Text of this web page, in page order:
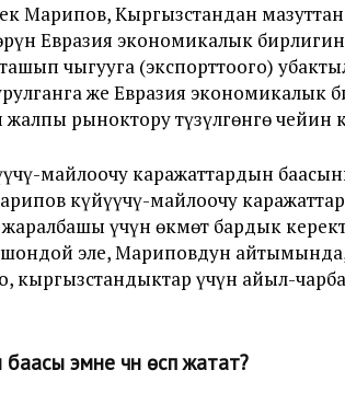
Марипов, Кыргызстандан
Евразия экономикалык
чыгууга (экспорттоого)
же Евразия экономикалык
рыноктору түзүлгөнгө чейин
майлоочу каражаттардын
күйүүчү-майлоочу
үчүн өкмөт бардык
эле, Мариповдун
кыргызстандыктар үчүн айыл-
эмне үчүн өсүп жатат?